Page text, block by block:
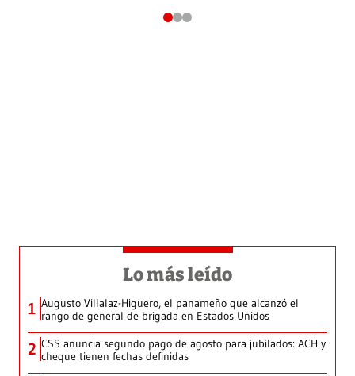
Lo más leído
1 Augusto Villalaz-Higuero, el panameño que alcanzó el
rango de general de brigada en Estados Unidos
2 CSS anuncia segundo pago de agosto para jubilados: ACH y
cheque tienen fechas definidas